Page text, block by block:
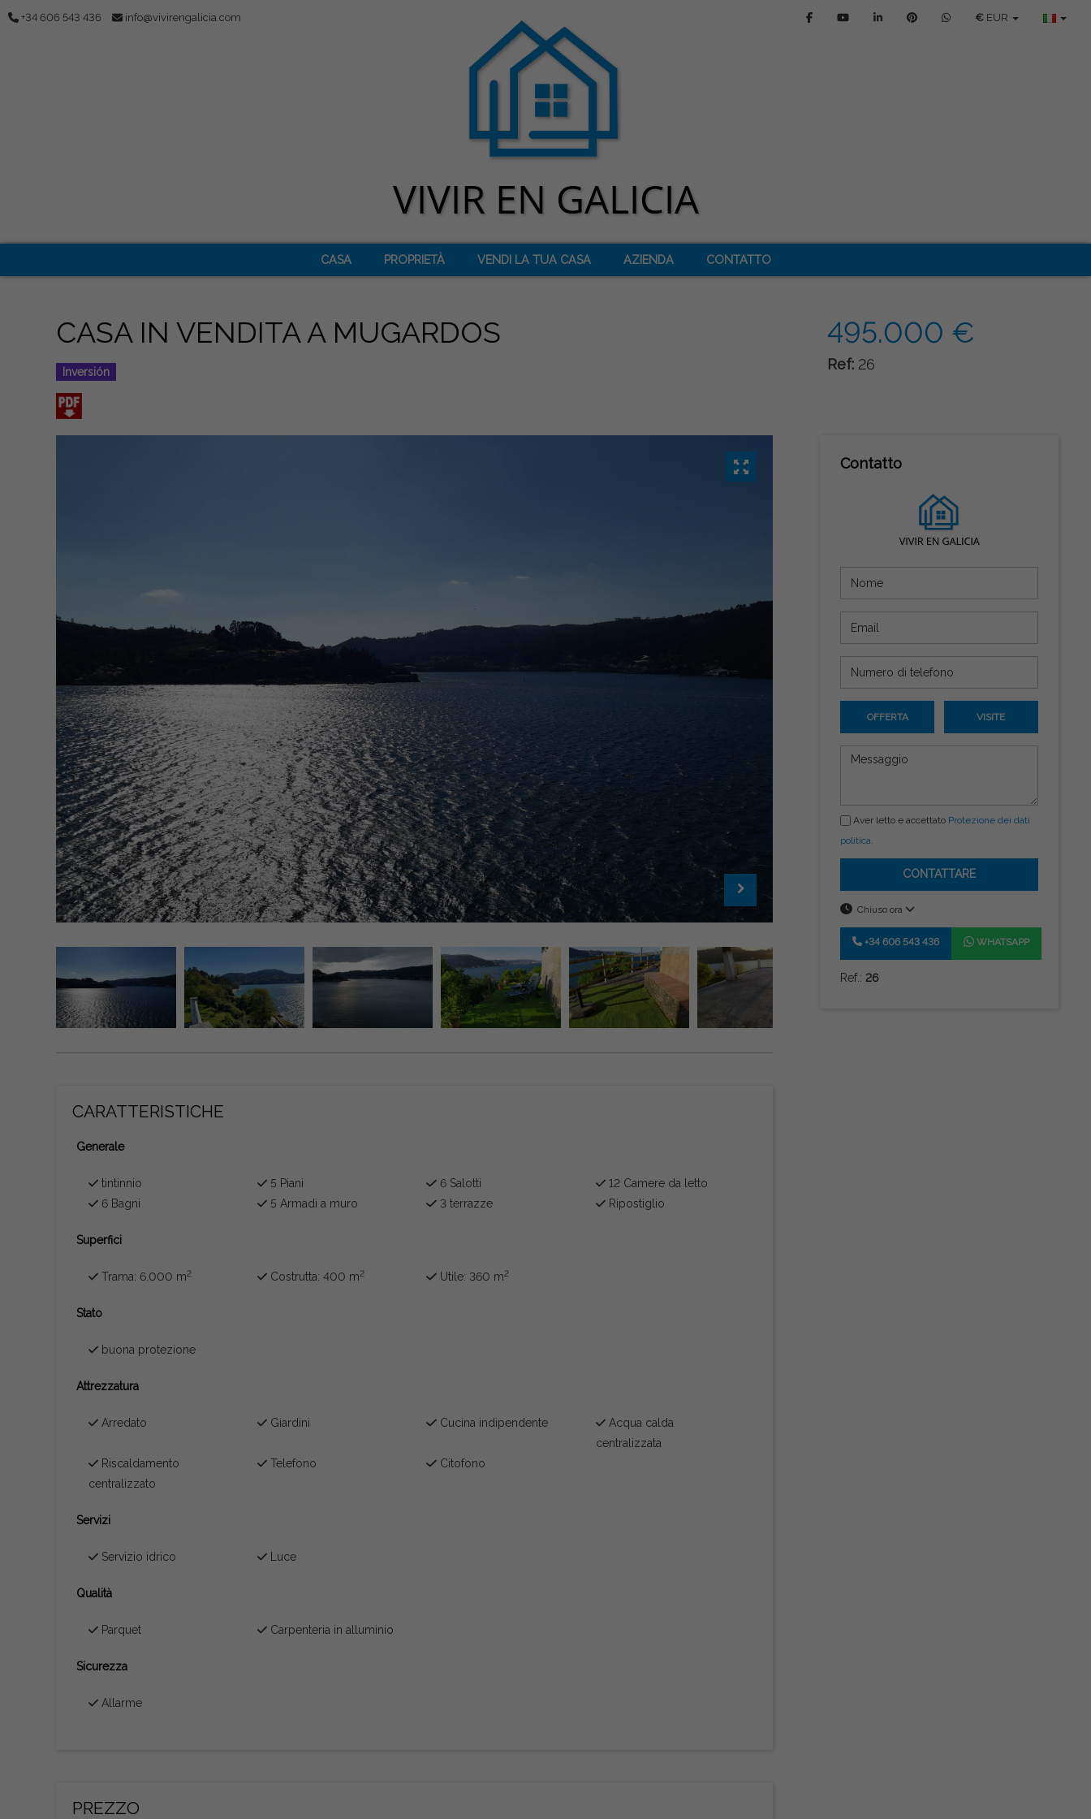
+34 606 543 436 info@vivirengalicia.com € EUR
CASA PROPRIETÀ VENDI LA TUA CASA AZIENDA CONTATTO
CASA IN VENDITA A MUGARDOS
Inversión
495.000 €
Ref: 26
CARATTERISTICHE
Generale
tintinnio 5 Piani 6 Salotti
12 Camere da letto
6 Bagni
5 Armadi a muro 3 terrazze Ripostiglio
Superfici
Trama: 6.000 m2 Costrutta: 400 m2 Utile: 360 m2
Stato
buona protezione
Attrezzatura
Arredato Giardini Cucina indipendente
Acqua calda
centralizzata
Riscaldamento
centralizzato
Telefono Citofono
Servizi
Servizio idrico Luce
Qualità
Parquet Carpenteria in alluminio
Sicurezza
Allarme
PREZZO
Contatto
OFFERTA VISITE
Aver letto e accettato Protezione dei dati
politica
CONTATTARE
Chiuso ora
+34 606 543 436 WHATSAPP
Ref.: 26